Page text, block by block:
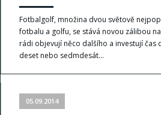
Fotbalgolf, množina dvou světově
fotbalu a golfu, se stává novou zálibou
rádi objevují něco dalšího a investují čas
deset nebo sedmdesát...
05.09.2014